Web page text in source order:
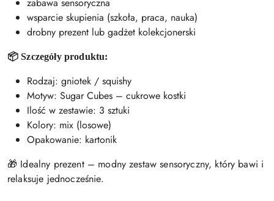
zabawa sensoryczna
wsparcie skupienia (szkoła, praca, nauka)
drobny prezent lub gadżet kolekcjonerski
📦 Szczegóły produktu:
Rodzaj: gniotek / squishy
Motyw: Sugar Cubes – cukrowe kostki
Ilość w zestawie: 3 sztuki
Kolory: mix (losowe)
Opakowanie: kartonik
🎁 Idealny prezent – modny zestaw sensoryczny, który bawi i
relaksuje jednocześnie.